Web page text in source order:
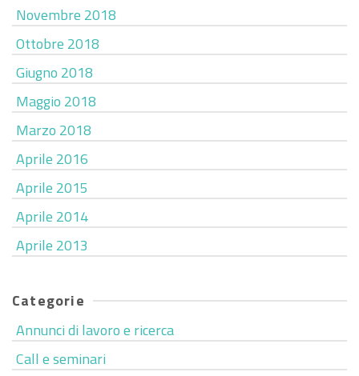
Novembre 2018
Ottobre 2018
Giugno 2018
Maggio 2018
Marzo 2018
Aprile 2016
Aprile 2015
Aprile 2014
Aprile 2013
Categorie
Annunci di lavoro e ricerca
Call e seminari